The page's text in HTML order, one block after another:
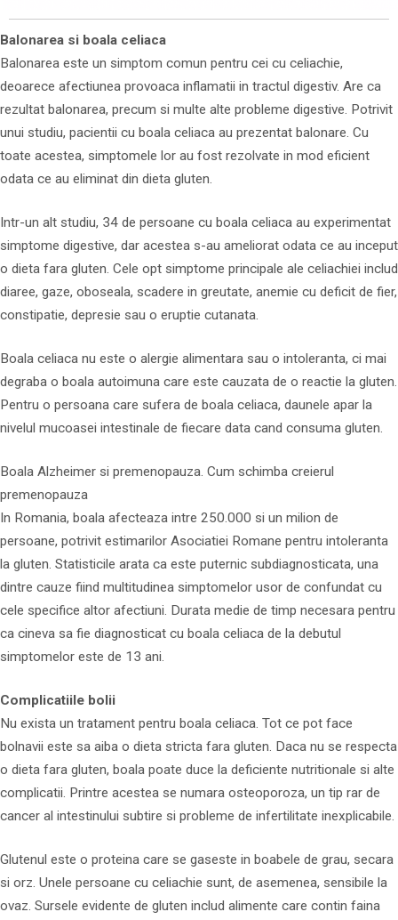
Balonarea si boala celiaca
Balonarea este un simptom comun pentru cei cu celiachie,
deoarece afectiunea provoaca inflamatii in tractul digestiv. Are ca
rezultat balonarea, precum si multe alte probleme digestive. Potrivit
unui studiu, pacientii cu boala celiaca au prezentat balonare. Cu
toate acestea, simptomele lor au fost rezolvate in mod eficient
odata ce au eliminat din dieta gluten.
Intr-un alt studiu, 34 de persoane cu boala celiaca au experimentat
simptome digestive, dar acestea s-au ameliorat odata ce au inceput
o dieta fara gluten. Cele opt simptome principale ale celiachiei includ
diaree, gaze, oboseala, scadere in greutate, anemie cu deficit de fier,
constipatie, depresie sau o eruptie cutanata.
Boala celiaca nu este o alergie alimentara sau o intoleranta, ci mai
degraba o boala autoimuna care este cauzata de o reactie la gluten.
Pentru o persoana care sufera de boala celiaca, daunele apar la
nivelul mucoasei intestinale de fiecare data cand consuma gluten.
Boala Alzheimer si premenopauza. Cum schimba creierul
premenopauza
In Romania, boala afecteaza intre 250.000 si un milion de
persoane, potrivit estimarilor Asociatiei Romane pentru intoleranta
la gluten. Statisticile arata ca este puternic subdiagnosticata, una
dintre cauze fiind multitudinea simptomelor usor de confundat cu
cele specifice altor afectiuni. Durata medie de timp necesara pentru
ca cineva sa fie diagnosticat cu boala celiaca de la debutul
simptomelor este de 13 ani.
Complicatiile bolii
Nu exista un tratament pentru boala celiaca. Tot ce pot face
bolnavii este sa aiba o dieta stricta fara gluten. Daca nu se respecta
o dieta fara gluten, boala poate duce la deficiente nutritionale si alte
complicatii. Printre acestea se numara osteoporoza, un tip rar de
cancer al intestinului subtire si probleme de infertilitate inexplicabile.
Glutenul este o proteina care se gaseste in boabele de grau, secara
si orz. Unele persoane cu celiachie sunt, de asemenea, sensibile la
ovaz. Sursele evidente de gluten includ alimente care contin faina